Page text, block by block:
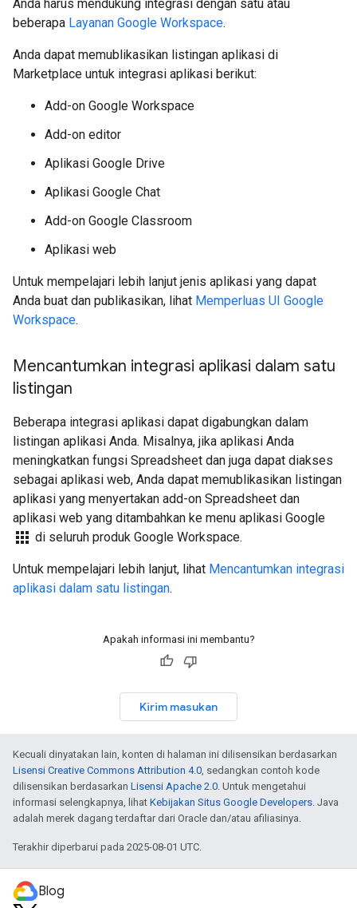
Anda harus mendukung integrasi dengan satu atau
beberapa Layanan Google Workspace.
Anda dapat memublikasikan listingan aplikasi di
Marketplace untuk integrasi aplikasi berikut:
Add-on Google Workspace
Add-on editor
Aplikasi Google Drive
Aplikasi Google Chat
Add-on Google Classroom
Aplikasi web
Untuk mempelajari lebih lanjut jenis aplikasi yang dapat
Anda buat dan publikasikan, lihat Memperluas UI Google
Workspace.
Mencantumkan integrasi aplikasi dalam satu
listingan
Beberapa integrasi aplikasi dapat digabungkan dalam
listingan aplikasi Anda. Misalnya, jika aplikasi Anda
meningkatkan fungsi Spreadsheet dan juga dapat diakses
sebagai aplikasi web, Anda dapat memublikasikan listingan
aplikasi yang menyertakan add-on Spreadsheet dan
aplikasi web yang ditambahkan ke menu aplikasi Google
apps di seluruh produk Google Workspace.
Untuk mempelajari lebih lanjut, lihat Mencantumkan integrasi
aplikasi dalam satu listingan.
Apakah informasi ini membantu?
Kirim masukan
Kecuali dinyatakan lain, konten di halaman ini dilisensikan berdasarkan
Lisensi Creative Commons Attribution 4.0, sedangkan contoh kode
dilisensikan berdasarkan Lisensi Apache 2.0. Untuk mengetahui
informasi selengkapnya, lihat Kebijakan Situs Google Developers. Java
adalah merek dagang terdaftar dari Oracle dan/atau afiliasinya.
Terakhir diperbarui pada 2025-08-01 UTC.
Blog